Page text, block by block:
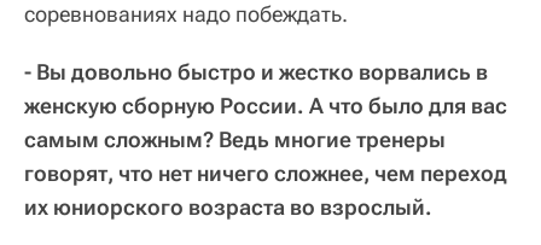
соревнованиях надо побеждать.
- Вы довольно быстро и жестко ворвались в
женскую сборную России. А что было для вас
самым сложным? Ведь многие тренеры
говорят, что нет ничего сложнее, чем переход
их юниорского возраста во взрослый.